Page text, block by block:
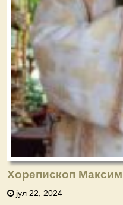
Хорепископ
јул 22, 2024